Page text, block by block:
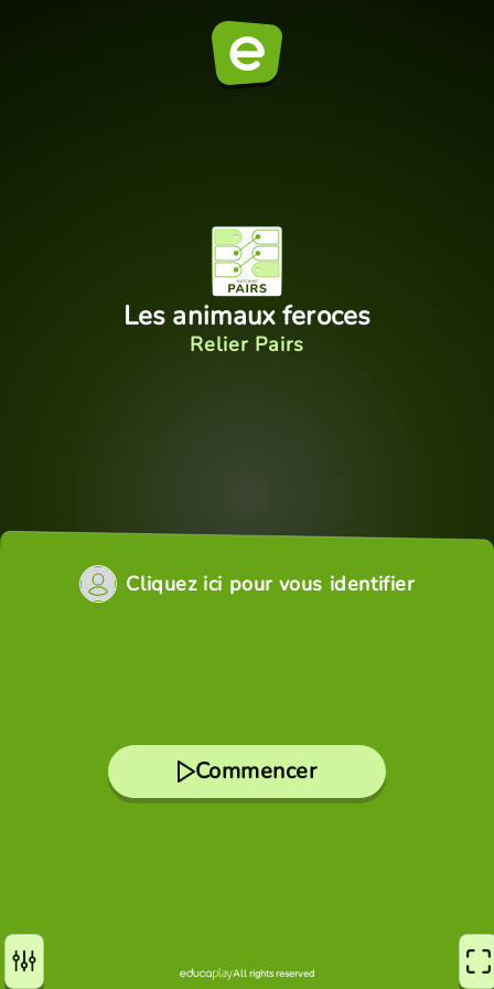
Les animaux feroces
Relier Pairs
Cliquez ici pour vous identifier
Commencer
All rights reserved